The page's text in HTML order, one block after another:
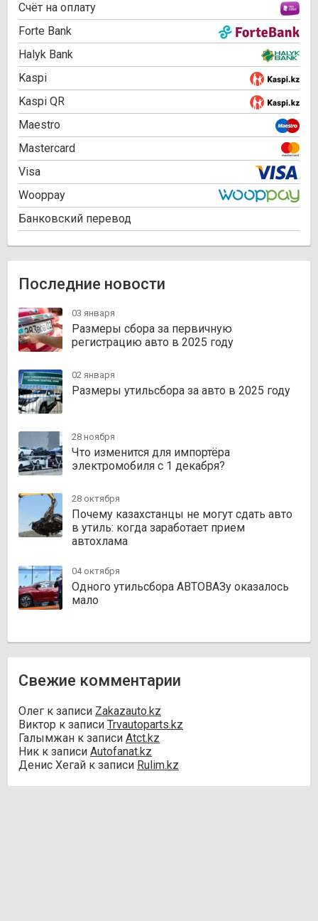
Cчёт на оплату
Forte Bank
Halyk Bank
Kaspi
Kaspi QR
Maestro
Mastercard
Visa
Wooppay
Банковский перевод
Последние новости
03 января
Размеры сбора за первичную
регистрацию авто в 2025 году
02 января
Размеры утильсбора за авто в 2025 году
28 ноября
Что изменится для импортёра
электромобиля с 1 декабря?
28 октября
Почему казахстанцы не могут сдать авто
в утиль: когда заработает прием
автохлама
04 октября
Одного утильсбора АВТОВАЗу оказалось
мало
Свежие комментарии
Олег к записи Zakazauto.kz
Виктор к записи Trvautoparts.kz
Галымжан к записи Atct.kz
Ник к записи Autofanat.kz
Денис Хегай к записи Rulim.kz